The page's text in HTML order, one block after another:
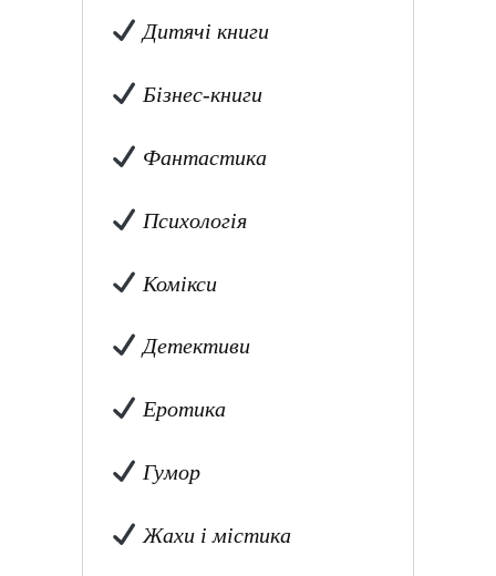
Дитячі книги
Бізнес-книги
Фантастика
Психологія
Комікси
Детективи
Еротика
Гумор
Жахи і містика